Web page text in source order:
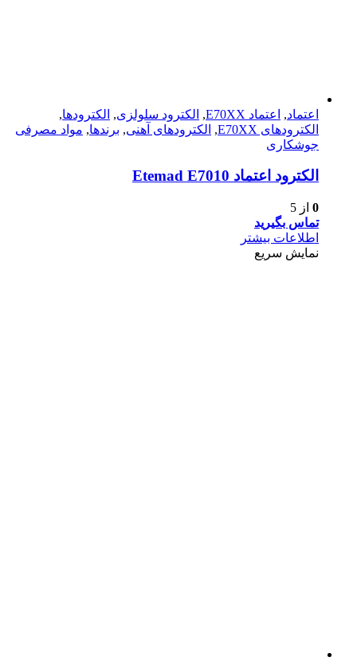
اعتماد, اعتماد E70XX , الکترود سلولزی, الکترودها,
الکترود‌های E70XX
, الکترود‌های آهنی, برندها, مواد مصرفی
جوشکاری
الكترود اعتماد Etemad E7010
0 از 5
تماس بگیرید
اطلاعات بیشتر
نمایش سریع